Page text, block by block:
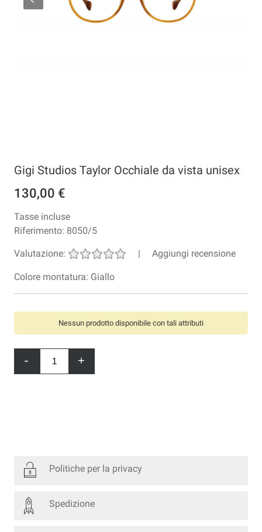
Gigi Studios Taylor Occhiale da vista unisex
130,00 €
Tasse incluse
Riferimento: 8050/5
Valutazione: | Aggiungi recensione
Colore montatura: Giallo
Nessun prodotto disponibile con tali attributi
- +
Politiche per la privacy
Spedizione